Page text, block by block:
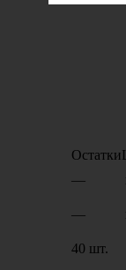
Остатки
—
—
40 шт.